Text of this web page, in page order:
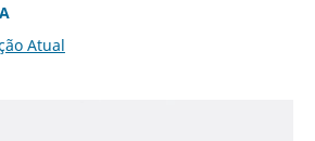
Atual